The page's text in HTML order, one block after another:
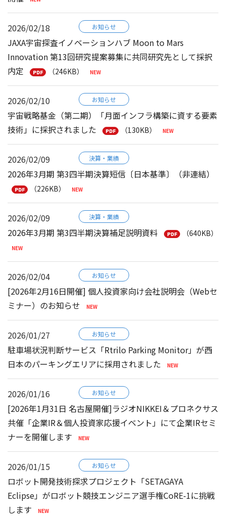
2026/02/18 お知らせ
JAXA宇宙探査イノベーションハブ Moon to Mars
Innovation 第13回研究提案募集に共同研究先として採択
内定
（246KB）
2026/02/10 お知らせ
宇宙戦略基金（第二期）「月面インフラ構築に資する要素
技術」に採択されました
（130KB）
2026/02/09 決算・業績
2026年3月期 第3四半期決算短信〔日本基準〕（非連結）
（226KB）
2026/02/09 決算・業績
2026年3月期 第3四半期決算補足説明資料 （640KB）
2026/02/04 お知らせ
[2026年2月16日開催] 個人投資家向け会社説明会（Webセ
ミナー）のお知らせ
2026/01/27 お知らせ
駐車場状況判断サービス「Rtrilo Parking Monitor」が西
日本のパーキングエリアに採用されました
2026/01/16 お知らせ
[2026年1月31日 名古屋開催]ラジオNIKKEI＆プロネクサス
共催「企業IR＆個人投資家応援イベント」にて企業IRセミ
ナーを開催します
2026/01/15 お知らせ
ロボット開発技術探求プロジェクト「SETAGAYA
Eclipse」がロボット競技エンジニア選手権CoRE-1に挑戦
します